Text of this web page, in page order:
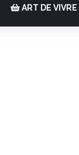
ART DE VIVRE